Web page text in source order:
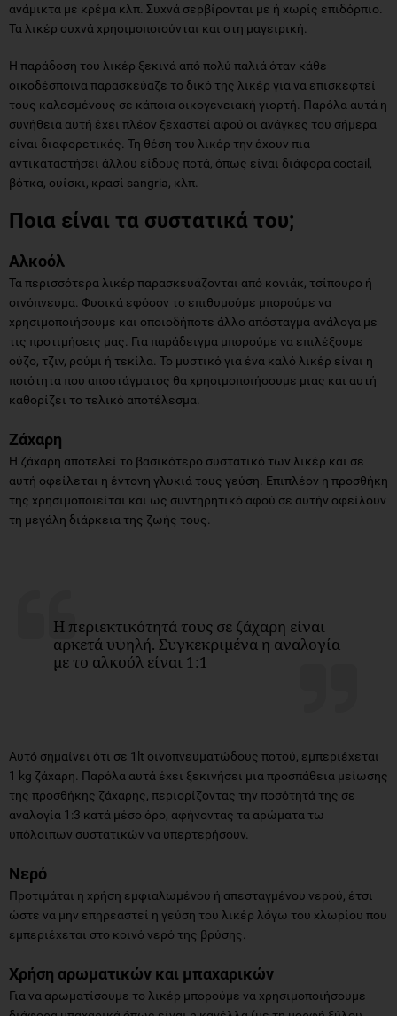
ανάμικτα με κρέμα κλπ. Συχνά σερβίρονται με ή χωρίς επιδόρπιο.
Τα λικέρ συχνά χρησιμοποιούνται και στη μαγειρική.
Η παράδοση του λικέρ ξεκινά από πολύ παλιά όταν κάθε
οικοδέσποινα παρασκεύαζε το δικό της λικέρ για να επισκεφτεί
τους καλεσμένους σε κάποια οικογενειακή γιορτή. Παρόλα αυτά η
συνήθεια αυτή έχει πλέον ξεχαστεί αφού οι ανάγκες του σήμερα
είναι διαφορετικές. Τη θέση του λικέρ την έχουν πια
αντικαταστήσει άλλου είδους ποτά, όπως είναι διάφορα coctail,
βότκα, ουίσκι, κρασί sangria, κλπ.
Ποια είναι τα συστατικά του;
Αλκοόλ
Τα περισσότερα λικέρ παρασκευάζονται από κονιάκ, τσίπουρο ή
οινόπνευμα. Φυσικά εφόσον το επιθυμούμε μπορούμε να
χρησιμοποιήσουμε και οποιοδήποτε άλλο απόσταγμα ανάλογα με
τις προτιμήσεις μας. Για παράδειγμα μπορούμε να επιλέξουμε
ούζο, τζιν, ρούμι ή τεκίλα. Το μυστικό για ένα καλό λικέρ είναι η
ποιότητα που αποστάγματος θα χρησιμοποιήσουμε μιας και αυτή
καθορίζει το τελικό αποτέλεσμα.
Ζάχαρη
Η ζάχαρη αποτελεί το βασικότερο συστατικό των λικέρ και σε
αυτή οφείλεται η έντονη γλυκιά τους γεύση. Επιπλέον η προσθήκη
της χρησιμοποιείται και ως συντηρητικό αφού σε αυτήν οφείλουν
τη μεγάλη διάρκεια της ζωής τους.
Η περιεκτικότητά τους σε ζάχαρη είναι
αρκετά υψηλή. Συγκεκριμένα η αναλογία
με το αλκοόλ είναι 1:1
Αυτό σημαίνει ότι σε 1lt οινοπνευματώδους ποτού, εμπεριέχεται
1 kg ζάχαρη. Παρόλα αυτά έχει ξεκινήσει μια προσπάθεια μείωσης
της προσθήκης ζάχαρης, περιορίζοντας την ποσότητά της σε
αναλογία 1:3 κατά μέσο όρο, αφήνοντας τα αρώματα τω
υπόλοιπων συστατικών να υπερτερήσουν.
Νερό
Προτιμάται η χρήση εμφιαλωμένου ή απεσταγμένου νερού, έτσι
ώστε να μην επηρεαστεί η γεύση του λικέρ λόγω του χλωρίου που
εμπεριέχεται στο κοινό νερό της βρύσης.
Χρήση αρωματικών και μπαχαρικών
Για να αρωματίσουμε το λικέρ μπορούμε να χρησιμοποιήσουμε